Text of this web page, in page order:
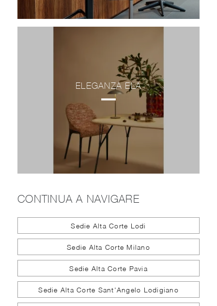
ELEGANZA ELA
CONTINUA A NAVIGARE
Sedie Alta Corte Lodi
Sedie Alta Corte Milano
Sedie Alta Corte Pavia
Sedie Alta Corte Sant'Angelo Lodigiano